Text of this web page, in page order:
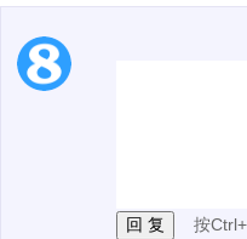
1.电脑端新
按